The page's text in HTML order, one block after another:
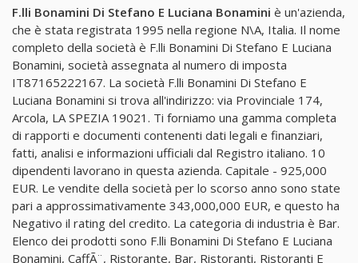
F.lli Bonamini Di Stefano E Luciana Bonamini è un'azienda,
che è stata registrata 1995 nella regione N\A, Italia. Il nome
completo della società è F.lli Bonamini Di Stefano E Luciana
Bonamini, società assegnata al numero di imposta
IT87165222167. La società F.lli Bonamini Di Stefano E
Luciana Bonamini si trova all'indirizzo: via Provinciale 174,
Arcola, LA SPEZIA 19021. Ti forniamo una gamma completa
di rapporti e documenti contenenti dati legali e finanziari,
fatti, analisi e informazioni ufficiali dal Registro italiano. 10
dipendenti lavorano in questa azienda. Capitale - 925,000
EUR. Le vendite della società per lo scorso anno sono state
pari a approssimativamente 343,000,000 EUR, e questo ha
Negativo il rating del credito. La categoria di industria è Bar.
Elenco dei prodotti sono F.lli Bonamini Di Stefano E Luciana
Bonamini, CaffÃ¨, Ristorante, Bar, Ristoranti, Ristoranti E